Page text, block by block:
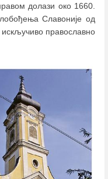
долази око 1660.
Славоније од
искључиво православно